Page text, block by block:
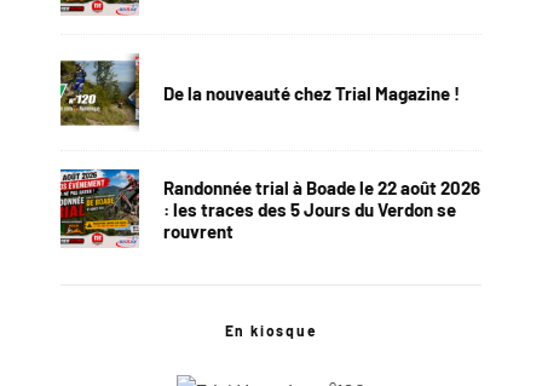
De la nouveauté chez Trial Magazine !
Randonnée trial à Boade le 22 août 2026
: les traces des 5 Jours du Verdon se
rouvrent
En kiosque